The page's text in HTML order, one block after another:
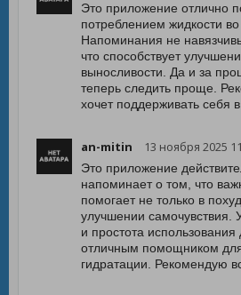
Это приложение отлично
потреблением жидкости во
Напоминания не
что способствует
выносливости. Да и за
теперь следить проще.
хочет поддерживать себя
an-mitin 13 ноября 2025
Это приложение
напоминает о том, что
помогает не только в
улучшении самочувствия.
и простота
отличным помощником
гидратации. Рекомендую